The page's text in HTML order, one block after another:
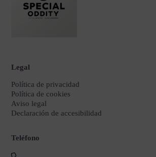
Legal
Política de privacidad
Política de cookies
Aviso legal
Declaración de accesibilidad
Teléfono